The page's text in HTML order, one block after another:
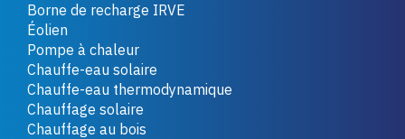
Borne de recharge IRVE
Éolien
Pompe à chaleur
Chauffe-eau solaire
Chauffe-eau thermodynamique
Chauffage solaire
Chauffage au bois